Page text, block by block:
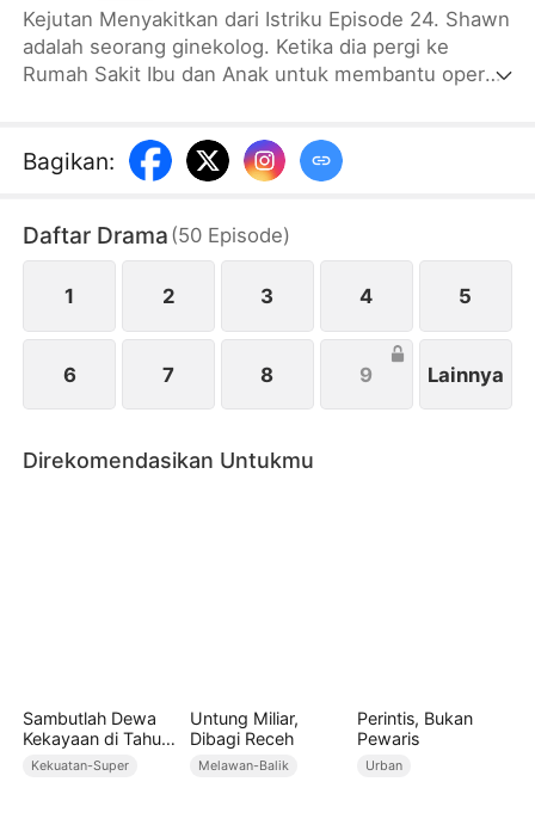
Kejutan Menyakitkan dari Istriku Episode 24. Shawn
adalah seorang ginekolog. Ketika dia pergi ke
Rumah Sakit Ibu dan Anak untuk membantu operasi
sendiri, Olivia. Ternyata, istri yang berjanji akan
bersamanya seumur hidup sudah berubah dan
Bagikan:
Daftar Drama (50 Episode)
1 2 3 4 5
6 7 8 9 Lainnya
Direkomendasikan Untukmu
Sambutlah Dewa
Kekayaan di Tahun
Baru (Sulih Suara)
Kekuatan-Super
Untung Miliar,
Dibagi Receh
Melawan-Balik
Perintis, Bukan
Pewaris
Urban